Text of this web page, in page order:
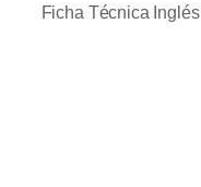
Ficha Técnica Inglés